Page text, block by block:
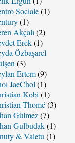
Sociale(1)
(1)
Akçalı (2)
Erek(1)
Özbaşarel
(3)
Ertem(9)
JaeChol (1)
Kobi (1)
Thomé(3)
Gülmez(7)
Gulbudak(1)
& Valetu (1)